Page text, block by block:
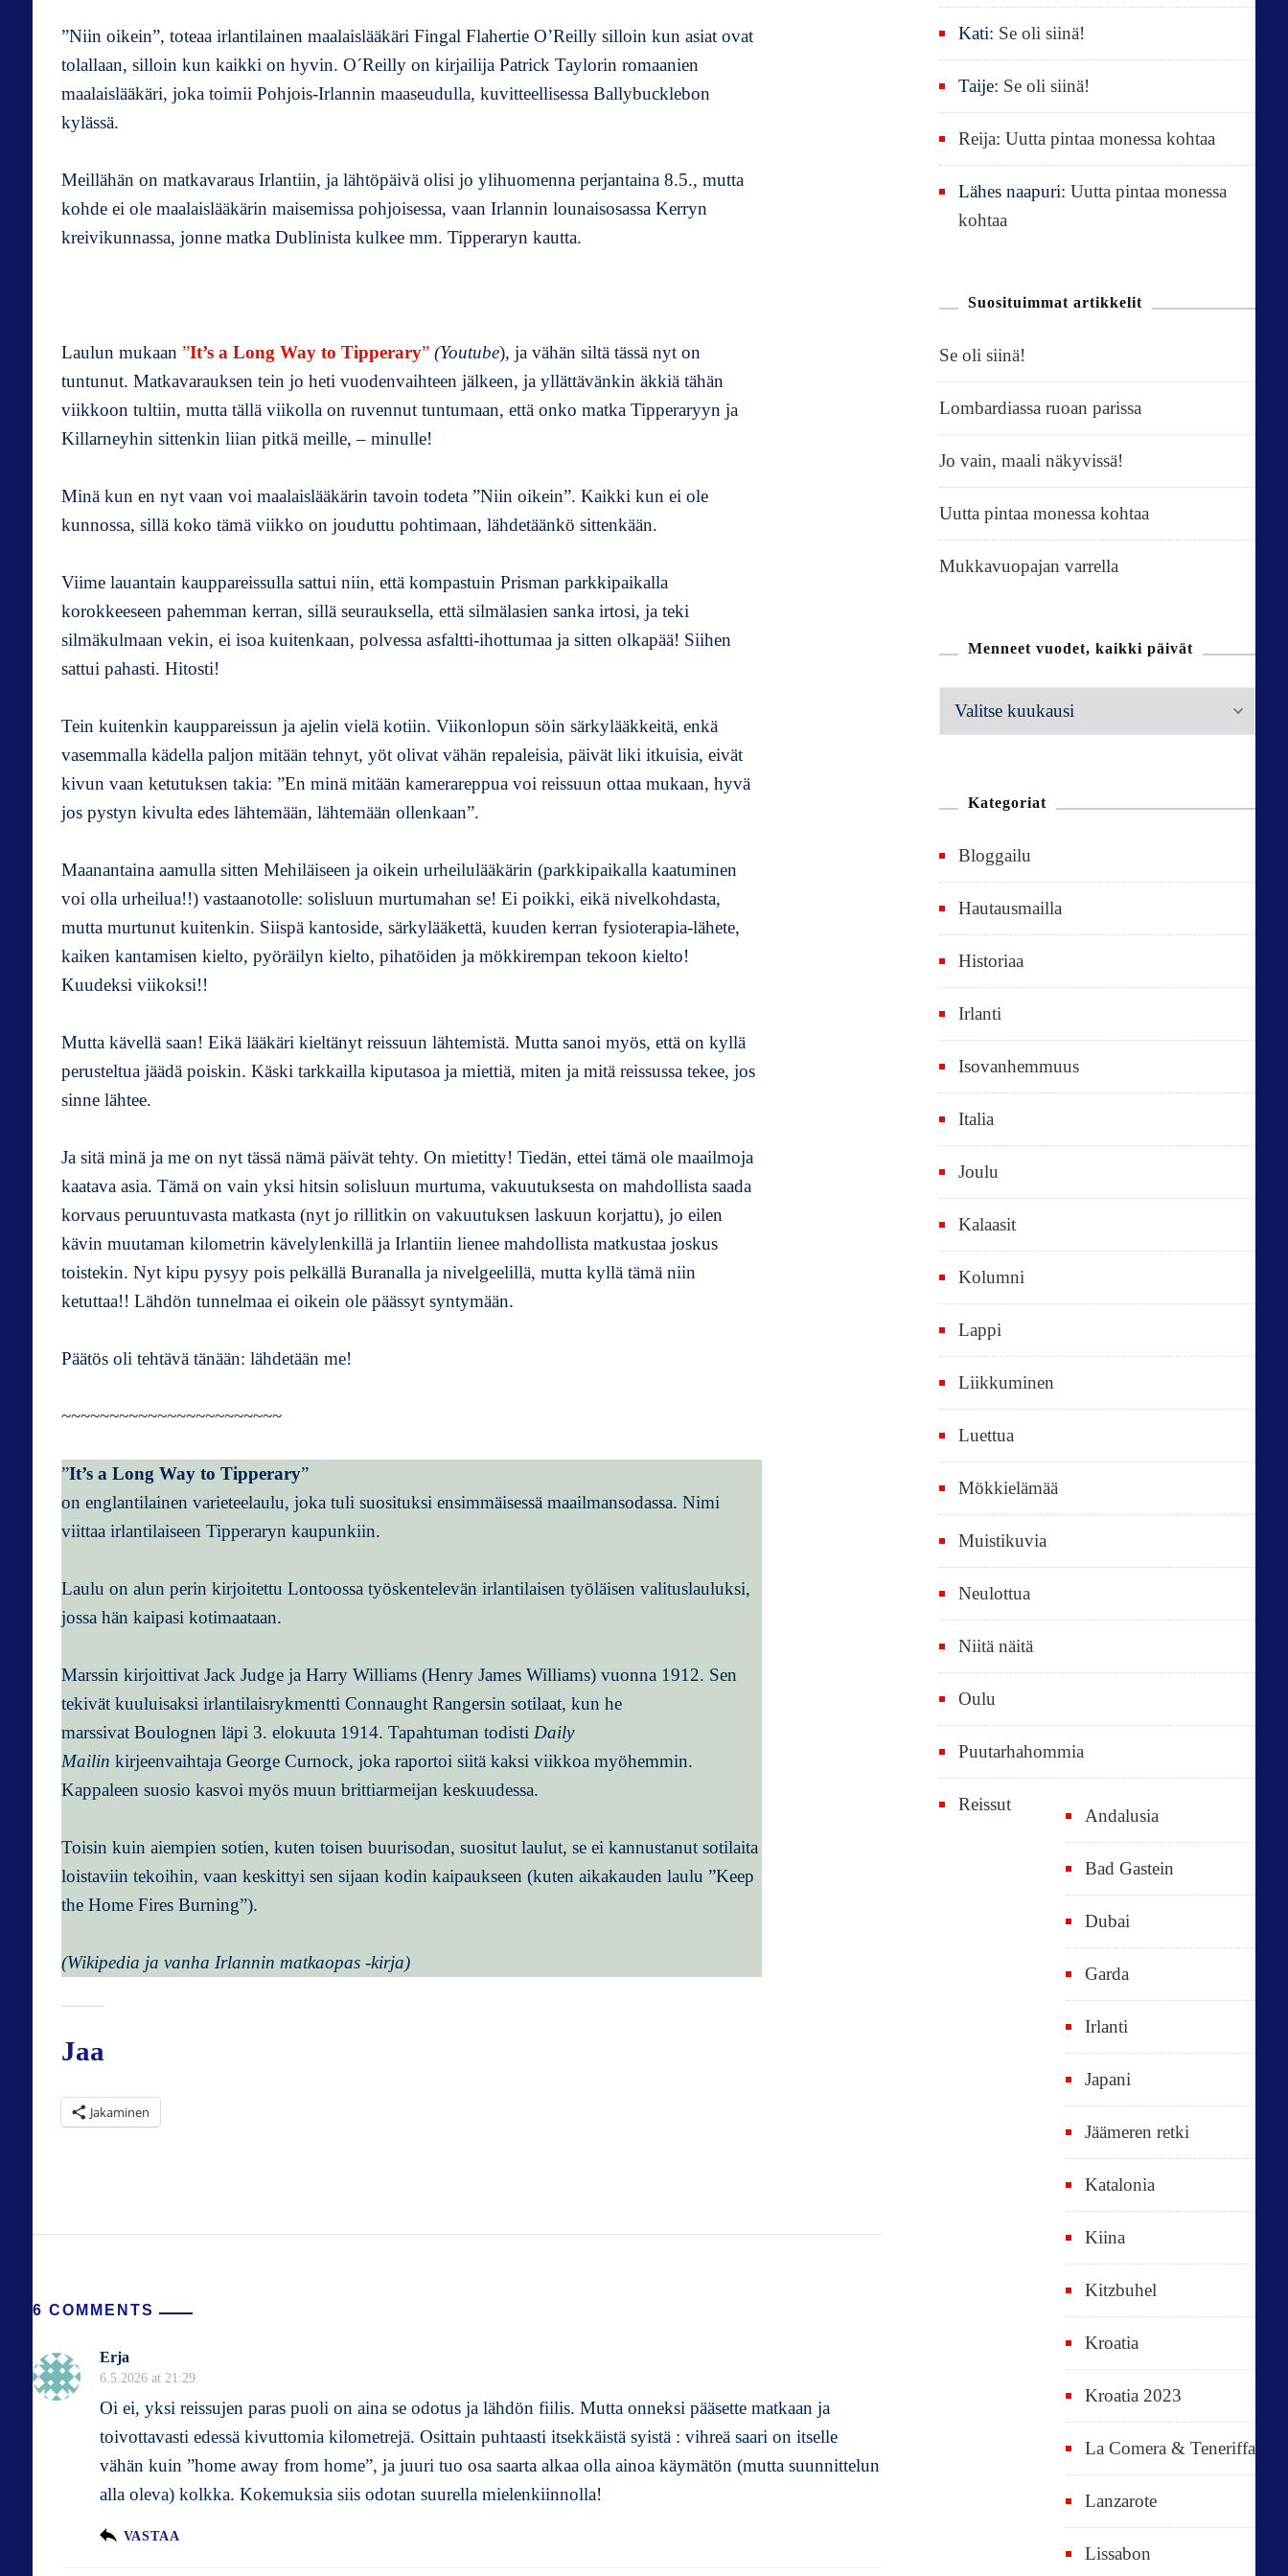
k
e
ä
m
n
t
i
ä
k
o
j
”Niin oikein”, toteaa irlantilainen maalaislääkäri Fingal Flahertie O’Reilly silloin kun asiat ovat
tolallaan, silloin kun kaikki on hyvin. O´Reilly on kirjailija Patrick Taylorin romaanien
maalaislääkäri, joka toimii Pohjois-Irlannin maaseudulla, kuvitteellisessa Ballybucklebon
kylässä.
Meillähän on matkavaraus Irlantiin, ja lähtöpäivä olisi jo ylihuomenna perjantaina 8.5., mutta
kohde ei ole maalaislääkärin maisemissa pohjoisessa, vaan Irlannin lounaisosassa Kerryn
kreivikunnassa, jonne matka Dublinista kulkee mm. Tipperaryn kautta.
Laulun mukaan ”It’s a Long Way to Tipperary”(Youtube), ja vähän siltä tässä nyt on
tuntunut. Matkavarauksen tein jo heti vuodenvaihteen jälkeen, ja yllättävänkin äkkiä tähän
viikkoon tultiin, mutta tällä viikolla on ruvennut tuntumaan, että onko matka Tipperaryyn ja
Killarneyhin sittenkin liian pitkä meille, – minulle!
Minä kun en nyt vaan voi maalaislääkärin tavoin todeta ”Niin oikein”. Kaikki kun ei ole
kunnossa, sillä koko tämä viikko on jouduttu pohtimaan, lähdetäänkö sittenkään.
Viime lauantain kauppareissulla sattui niin, että kompastuin Prisman parkkipaikalla
korokkeeseen pahemman kerran, sillä seurauksella, että silmälasien sanka irtosi, ja teki
silmäkulmaan vekin, ei isoa kuitenkaan, polvessa asfaltti-ihottumaa ja sitten olkapää! Siihen
sattui pahasti. Hitosti!
Tein kuitenkin kauppareissun ja ajelin vielä kotiin. Viikonlopun söin särkylääkkeitä, enkä
vasemmalla kädella paljon mitään tehnyt, yöt olivat vähän repaleisia, päivät liki itkuisia, eivät
kivun vaan ketutuksen takia: ”En minä mitään kamerareppua voi reissuun ottaa mukaan, hyvä
jos pystyn kivulta edes lähtemään, lähtemään ollenkaan”.
Maanantaina aamulla sitten Mehiläiseen ja oikein urheilulääkärin (parkkipaikalla kaatuminen
voi olla urheilua!!) vastaanotolle: solisluun murtumahan se! Ei poikki, eikä nivelkohdasta,
mutta murtunut kuitenkin. Siispä kantoside, särkylääkettä, kuuden kerran fysioterapia-lähete,
kaiken kantamisen kielto, pyöräilyn kielto, pihatöiden ja mökkirempan tekoon kielto!
Kuudeksi viikoksi!!
Mutta kävellä saan! Eikä lääkäri kieltänyt reissuun lähtemistä. Mutta sanoi myös, että on kyllä
perusteltua jäädä poiskin. Käski tarkkailla kiputasoa ja miettiä, miten ja mitä reissussa tekee, jos
sinne lähtee.
Ja sitä minä ja me on nyt tässä nämä päivät tehty. On mietitty! Tiedän, ettei tämä ole maailmoja
kaatava asia. Tämä on vain yksi hitsin solisluun murtuma, vakuutuksesta on mahdollista saada
korvaus peruuntuvasta matkasta (nyt jo rillitkin on vakuutuksen laskuun korjattu), jo eilen
kävin muutaman kilometrin kävelylenkillä ja Irlantiin lienee mahdollista matkustaa joskus
toistekin. Nyt kipu pysyy pois pelkällä Buranalla ja nivelgeelillä, mutta kyllä tämä niin
ketuttaa!! Lähdön tunnelmaa ei oikein ole päässyt syntymään.
Päätös oli tehtävä tänään: lähdetään me!
~~~~~~~~~~~~~~~~~~~~~~~
”It’s a Long Way to Tipperary”
on englantilainen varieteelaulu, joka tuli suosituksi ensimmäisessä maailmansodassa. Nimi
viittaa irlantilaiseen Tipperaryn kaupunkiin.
Laulu on alun perin kirjoitettu Lontoossa työskentelevän irlantilaisen työläisen valituslauluksi,
jossa hän kaipasi kotimaataan.
Marssin kirjoittivat Jack Judge ja Harry Williams (Henry James Williams) vuonna 1912. Sen
tekivät kuuluisaksi irlantilaisrykmentti Connaught Rangersin sotilaat, kun he
marssivat Boulognen läpi 3. elokuuta 1914. Tapahtuman todisti Daily
Mailin kirjeenvaihtaja George Curnock, joka raportoi siitä kaksi viikkoa myöhemmin.
Kappaleen suosio kasvoi myös muun brittiarmeijan keskuudessa.
Toisin kuin aiempien sotien, kuten toisen buurisodan, suositut laulut, se ei kannustanut sotilaita
loistaviin tekoihin, vaan keskittyi sen sijaan kodin kaipaukseen (kuten aikakauden laulu ”Keep
the Home Fires Burning”).
(Wikipedia ja vanha Irlannin matkaopas -kirja)
Jaa
Jakaminen
6 COMMENTS
Erja
6.5.2026 at 21:29
Oi ei, yksi reissujen paras puoli on aina se odotus ja lähdön fiilis. Mutta onneksi pääsette matkaan ja
toivottavasti edessä kivuttomia kilometrejä. Osittain puhtaasti itsekkäistä syistä : vihreä saari on itselle
vähän kuin ”home away from home”, ja juuri tuo osa saarta alkaa olla ainoa käymätön (mutta suunnittelun
alla oleva) kolkka. Kokemuksia siis odotan suurella mielenkiinnolla!
VASTAA
Kati: Se oli siinä!
Taije: Se oli siinä!
Reija:Uutta pintaa monessa kohtaa
Lähes naapuri:Uutta pintaa monessa
kohtaa
Suosituimmat artikkelit
Se oli siinä!
Lombardiassa ruoan parissa
Jo vain, maali näkyvissä!
Uutta pintaa monessa kohtaa
Mukkavuopajan varrella
Menneet vuodet, kaikki päivät
M
e
e
v
u
o
e
t
,
i
k
i
p
ä
ä
t
Kategoriat
Bloggailu
Hautausmailla
Historiaa
Irlanti
Isovanhemmuus
Italia
Joulu
Kalaasit
Kolumni
Lappi
Liikkuminen
Luettua
Mökkielämää
Muistikuvia
Neulottua
Niitä näitä
Oulu
Puutarhahommia
Reissut
Andalusia
Bad Gastein
Dubai
Garda
Irlanti
Japani
Jäämeren retki
Katalonia
Kiina
Kitzbuhel
Kroatia
Kroatia 2023
La Comera & Teneriffa
Lanzarote
Lissabon